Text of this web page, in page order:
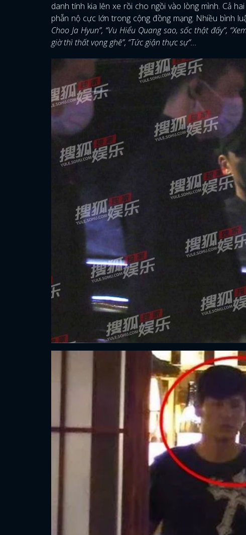
danh tính kia lên xe rồi cho ngồi vào lòng mình. Cả
phẫn nộ cực lớn trong cộng đồng mạng. Nhiều bình
Choo Ja Hyun”, “Vu Hiểu Quang sao, sốc thật đấy”,
giờ thì thất vọng ghê”, “Tức giận thực sự”...